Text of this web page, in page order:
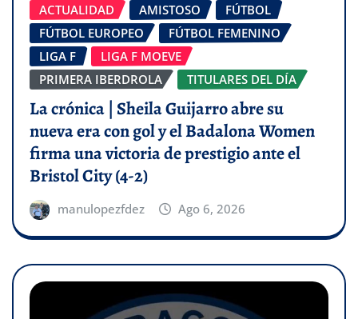
ACTUALIDAD AMISTOSO
FÚTBOL
FÚTBOL EUROPEO
FÚTBOL FEMENINO
LIGA F
LIGA F MOEVE
PRIMERA IBERDROLA
TITULARES DEL DÍA
La crónica | Sheila Guijarro abre su
nueva era con gol y el Badalona Women
firma una victoria de prestigio ante el
Bristol City (4-2)
manulopezfdez Ago 6, 2026